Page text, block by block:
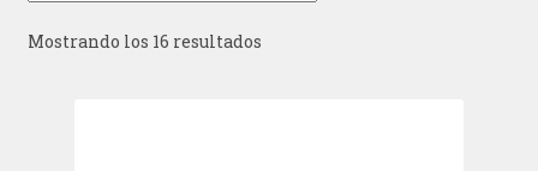
Mostrando los 16 resultados